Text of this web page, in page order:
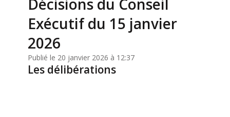
Décisions du Conseil
Exécutif du 15 janvier
2026
Publié le 20 janvier 2026 à 12:37
Les délibérations